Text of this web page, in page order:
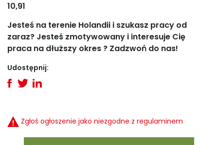
10,91
Jesteś na terenie Holandii i szukasz pracy od
zaraz? Jesteś zmotywowany i interesuje Cię
praca na dłuższy okres ? Zadzwoń do nas!
Udostępnij:
Zgłoś ogłoszenie jako niezgodne z regulaminem